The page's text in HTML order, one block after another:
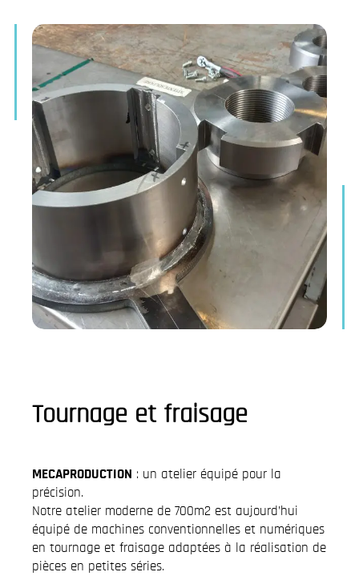
Tournage et fraisage
MECAPRODUCTION : un atelier équipé pour la
précision.
Notre atelier moderne de 700m2 est aujourd’hui
équipé de machines conventionnelles et numériques
en tournage et fraisage adaptées à la réalisation de
pièces en petites séries.